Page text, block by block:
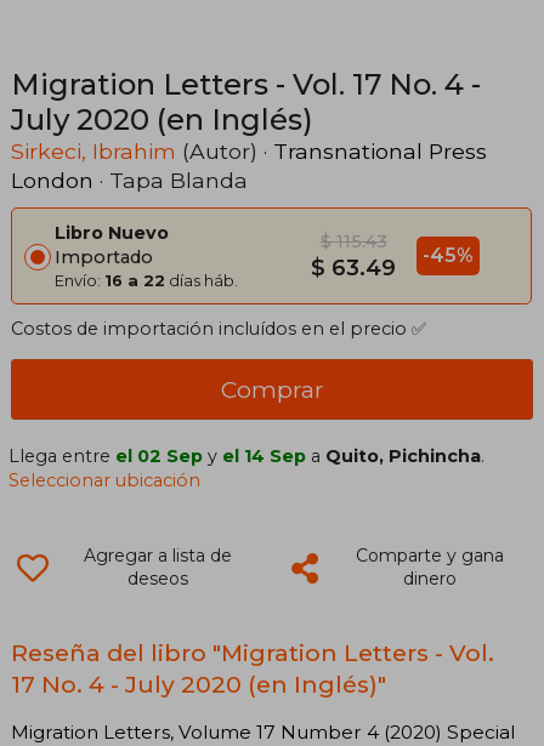
Migration Letters - Vol. 17 No. 4 -
July 2020 (en Inglés)
Sirkeci, Ibrahim (Autor) · Transnational Press
London · Tapa Blanda
Libro Nuevo
Importado
Envío: 16 a 22 días háb.
$ 115.43
$ 63.49 -45%
Costos de importación incluídos en el precio ✅
Comprar
Llega entre el 02 Sep y el 14 Sep a Quito, Pichincha.
Seleccionar ubicación
Agregar a lista de
deseos
Comparte y gana
dinero
Reseña del libro "Migration Letters - Vol.
17 No. 4 - July 2020 (en Inglés)"
Migration Letters, Volume 17 Number 4 (2020) Special